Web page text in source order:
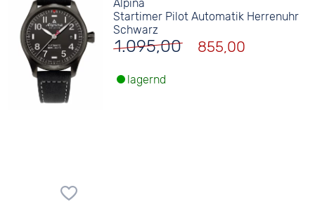
Alpina
Startimer Pilot Automatik Herrenuhr
Schwarz
1.095,00 855,00
lagernd